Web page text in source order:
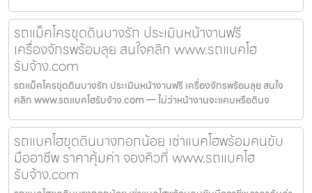
รถแม็คโครขุดดินบางรัก ประเมินหน้างานฟรี
เครื่องจักรพร้อมลุย สนใจคลิก www.รถแบคโฮ
รับจ้าง.com
รถแม็คโครขุดดินบางรัก ประเมินหน้างานฟรี เครื่องจักรพร้อมลุย สนใจ
คลิก www.รถแบคโฮรับจ้าง.com — ไม่ว่าหน้างานจะแคบหรือดินจ
รถแบคโฮขุดดินบางกอกน้อย เช่าแบคโฮพร้อมคนขับ
มืออาชีพ ราคาคุ้มค่า จองคิวที่ www.รถแบคโฮ
รับจ้าง.com